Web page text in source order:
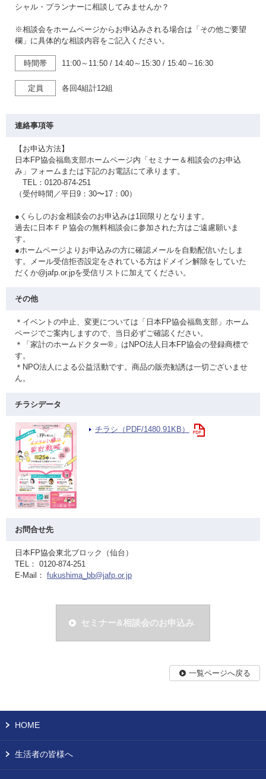
シャル・プランナーに相談してみませんか？
※相談会をホームページからお申込みされる場合は「その他ご要望
欄」に具体的な相談内容をご記入ください。
時間帯 11:00～11:50 / 14:40～15:30 / 15:40～16:30
定員 各回4組計12組
連絡事項等
【お申込方法】
日本FP協会福島支部ホームページ内「セミナー＆相談会のお申込
み」フォームまたは下記のお電話にて承ります。
TEL：0120-874-251
（受付時間／平日9：30〜17：00）
●くらしのお金相談会のお申込みは1回限りとなります。
過去に日本ＦＰ協会の無料相談会に参加された方はご遠慮願いま
す。
●ホームページよりお申込みの方に確認メールを自動配信いたしま
す。メール受信拒否設定をされている方はドメイン解除をしていた
だくか@jafp.or.jpを受信リストに加えてください。
その他
＊イベントの中止、変更については「日本FP協会福島支部」ホーム
ページでご案内しますので、当日必ずご確認ください。
＊「家計のホームドクター®」はNPO法人日本FP協会の登録商標で
す。
＊NPO法人による公益活動です。商品の販売勧誘は一切ございませ
ん。
チラシデータ
チラシ（PDF/1480.91KB）
お問合せ先
日本FP協会東北ブロック（仙台）
TEL： 0120-874-251
E-Mail： fukushima_bb@jafp.or.jp
セミナー&相談会のお申込み
一覧ページへ戻る
HOME
生活者の皆様へ